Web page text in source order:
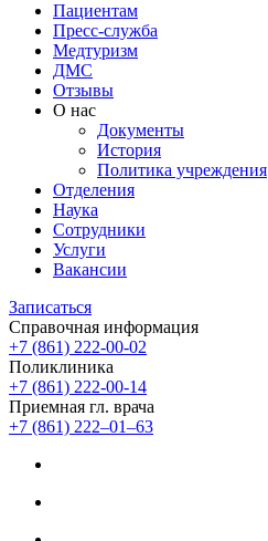
Пациентам
Пресс-служба
Медтуризм
ДМС
Отзывы
О нас
Документы
История
Политика учреждения
Отделения
Наука
Сотрудники
Услуги
Вакансии
Записаться
Справочная информация
+7 (861) 222-00-02
Поликлиника
+7 (861) 222-00-14
Приемная гл. врача
+7 (861) 222‒01‒63